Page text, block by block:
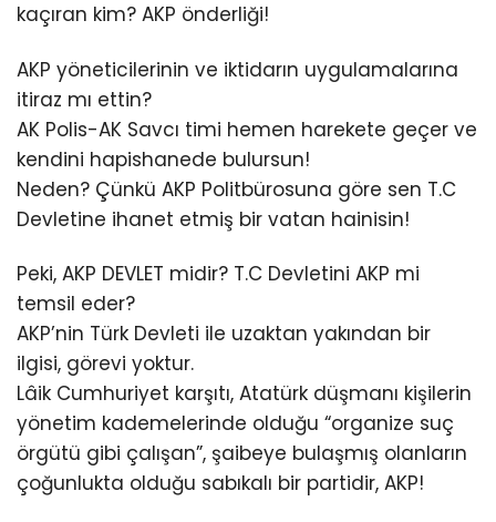
kaçıran kim? AKP önderliği!
AKP yöneticilerinin ve iktidarın uygulamalarına
itiraz mı ettin?
AK Polis-AK Savcı timi hemen harekete geçer ve
kendini hapishanede bulursun!
Neden? Çünkü AKP Politbürosuna göre sen T.C
Devletine ihanet etmiş bir vatan hainisin!
Peki, AKP DEVLET midir? T.C Devletini AKP mi
temsil eder?
AKP’nin Türk Devleti ile uzaktan yakından bir
ilgisi, görevi yoktur.
Lâik Cumhuriyet karşıtı, Atatürk düşmanı kişilerin
yönetim kademelerinde olduğu “organize suç
örgütü gibi çalışan”, şaibeye bulaşmış olanların
çoğunlukta olduğu sabıkalı bir partidir, AKP!